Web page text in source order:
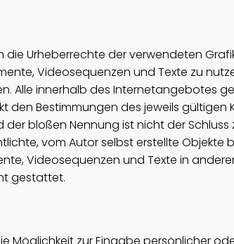
die Urheberrechte der verwendeten
Videosequenzen und Texte zu
Alle innerhalb des Internetangebotes
den Bestimmungen des jeweils
bloßen Nennung ist nicht der
vom Autor selbst erstellte Objekte
Videosequenzen und Texte in
gestattet.
Möglichkeit zur Eingabe persönlicher